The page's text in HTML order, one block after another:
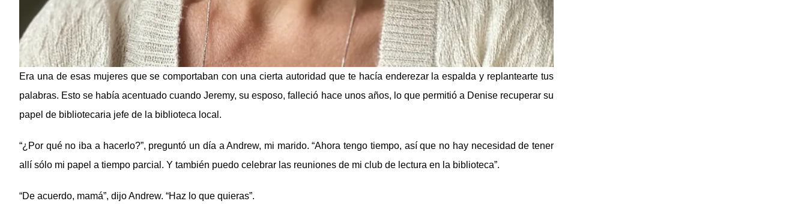
Era una de esas mujeres que se comportaban con una cierta autoridad que te hacía enderezar la espalda y replantearte tus
palabras. Esto se había acentuado cuando Jeremy, su esposo, falleció hace unos años, lo que permitió a Denise recuperar su
papel de bibliotecaria jefe de la biblioteca local.
“¿Por qué no iba a hacerlo?”, preguntó un día a Andrew, mi marido. “Ahora tengo tiempo, así que no hay necesidad de tener
allí sólo mi papel a tiempo parcial. Y también puedo celebrar las reuniones de mi club de lectura en la biblioteca”.
“De acuerdo, mamá”, dijo Andrew. “Haz lo que quieras”.